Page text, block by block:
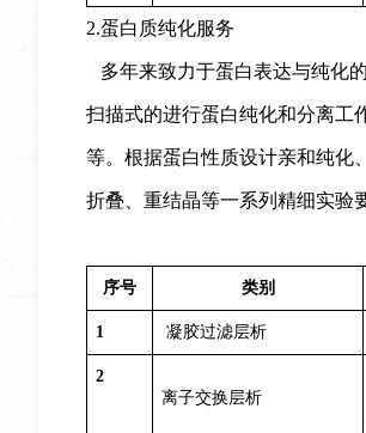
2.蛋白质纯化服务
多年来致力于蛋白表达与纯化
扫描式的进行蛋白纯化和分离工
等。根据蛋白性质设计亲和纯化
折叠、重结晶等一系列精细实验
序号 类别
1 凝胶过滤层析
2
离子交换层析